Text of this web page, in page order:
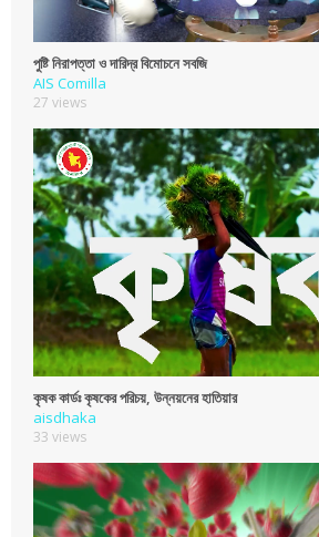
পুষ্টি নিরাপত্তা ও দারিদ্র বিমোচনে সবজি
AIS Comilla
27 views
কৃষক কার্ডঃ কৃষকের পরিচয়, উন্নয়নের হাতিয়ার
aisdhaka
33 views